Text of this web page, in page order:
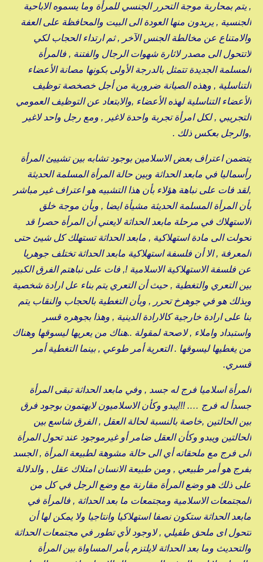
, يتم بمحاربة موجة التحرر الجنسي للمرأة وما يسموه الاباحية
الجنسية , يريدون منها العودة الى البيت والمحافظة على العفة
والامتناع عن مخالطة الجنس الآخر , ثم ارتداء الحجاب لكي
لاتتحول الى مصدر لاثارة شهوات الرجال والفتنة , فالمرأة
المسلمة الجديدة تتمثل بالدرجة الأولى بكونها مصانة الأعضاء
التناسلية , وهذه الصيانة ضرورية من أجل خصخصة توظيف
الأعضاء التناسلية لهذه الأعضاء ,والابتعاد عن التوظيف العمومي
التجريبي , لكل امرأة تجربة واحدة لاغير , ومع رجل واحد لاغير
,والرجل بعكس ذلك .
يتضمن اعتراف بعض الاسلامين بوجود تشابه بين تشييئ المرأة
رأسماليا في مابعد الحداثة وبين حالة المرأة المسلمة الحديثة
,لقد فات على نباهة هؤلاء بأن هذا التشبيه هو اعتراف غير مباشر
بأن المرأة المسلمة الحديثة مشيأة ايضا , وبأن موجة خلق
الاستهلاك في مرحلة مابعد الحداثة لايعني أن المرأة حصرا قد
تحولت الى مادة استهلاكية , مابعد الحداثة تستهلك كل شيئ حتى
المعرفة , الا أن فلسفة استهلاكية مابعد الحداثة تختلف جوهريا
عن فلسفة الاستهلاكية الاسلامية !, فات على نباهتم الفرق الكبير
بين التعري والتغطية , حيث أن التعري يتم بناء عل ارادة شخصية
وبذلك هو في جوهرخ تحرر , وبأن التغطية بالحجاب والنقاب يتم
بنا على ارادة خارجية كالارادة الدينية , وهذا بجوهره قسر
واستبداد واملاء , لاصحة لمقولة ..هناك من يعريها ليسوقها وهناك
من يغطيها ليسوقها . التعرية أمر طوعي , بينما التغطية أمر
قسري.
المرأة اسلاميا فرج له جسد , وفي مابعد الحداثة تبقى المرأة
جسدأ له فرج …. !!!يبدو وكأن الاسلاميون لايهتمون بوجود فرق
بين الحالتين ,خاصة بالنسبة لحالة العقل , الفرق شاسع بين
الحالتين ويبدو وكأن العقل ضامر أو غيرموجود عند تحول المرأة
الى فرج مع ملحقاته أي الى حالة مشوهة لطبيعة المرأة , الجسد
بفرج هو أمر طبيعي , ومن طبيعة الانسان امتلاك عقل , والدلالة
على ذلك هو وضع المرأة مقارنة مع وضع الرجل في كل من
المجتمعات الاسلامية ومجتمعات ما بعد الحداثة , فالمرأة في
مابعد الحداثة ستكون نصفا استهلاكيا وانتاجيا ولا يمكن لها أن
تتحول اى ملحق طفيلي , لاوجود لأي تطور في مجتمعات الحداثة
والتحديث وما بعد الحداثة لايلتزم بأمر المساواة بين المرأة